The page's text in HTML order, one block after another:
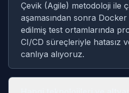
Çevik (Agile) metodoloji ile
aşamasından sonra
edilmiş test ortamlarında
CI/CD süreçleriyle hatasız
canlıya alıyoruz.